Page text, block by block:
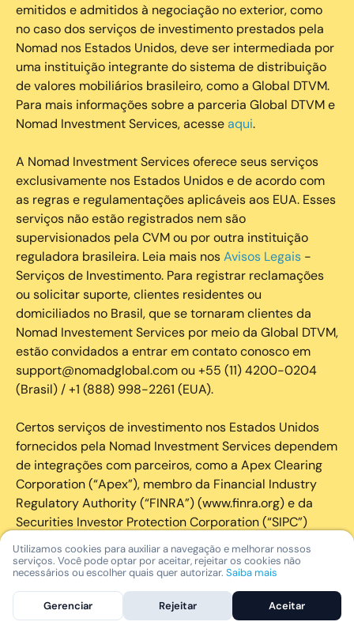
emitidos e admitidos à negociação no exterior, como
no caso dos serviços de investimento prestados pela
Nomad nos Estados Unidos, deve ser intermediada por
uma instituição integrante do sistema de distribuição
de valores mobiliários brasileiro, como a Global DTVM.
Para mais informações sobre a parceria Global DTVM e
Nomad Investment Services, acesseaqui.
A Nomad Investment Services oferece seus serviços
exclusivamente nos Estados Unidos e de acordo com
as regras e regulamentações aplicáveis aos EUA. Esses
serviços não estão registrados nem são
supervisionados pela CVM ou por outra instituição
reguladora brasileira. Leia mais nosAvisos Legais -
Serviços de Investimento. Para registrar reclamações
ou solicitar suporte, clientes residentes ou
domiciliados no Brasil, que se tornaram clientes da
Nomad Investement Services por meio da Global DTVM,
estão convidados a entrar em contato conosco em
support@nomadglobal.com ou +55 (11) 4200-0204
(Brasil) / +1 (888) 998-2261 (EUA).
Certos serviços de investimento nos Estados Unidos
fornecidos pela Nomad Investment Services dependem
de integrações com parceiros, como a Apex Clearing
Corporation (“Apex”), membro da Financial Industry
Regulatory Authority (“FINRA”) (www.finra.org) e da
Securities Investor Protection Corporation (“SIPC”)
(https://www.sipc.org/).
A SIPC protege os valores mobiliários de clientes de
seus membros em até US$ 250.000,00 para
reclamações de dinheiro. Brochura explicativa
Utilizamos cookies para auxiliar a navegação e melhorar nossos
serviços. Você pode optar por aceitar, rejeitar os cookies não
necessários ou escolher quais quer autorizar. Saiba mais
Gerenciar Rejeitar Aceitar